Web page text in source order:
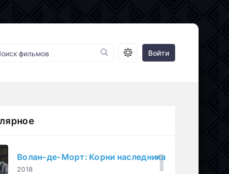
Войти
Волан-де-Морт: Корни наследника
2018